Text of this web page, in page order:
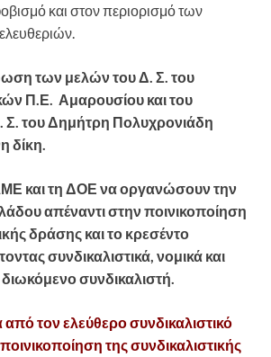
και στον περιορισμό των
των μελών του Δ. Σ. του
Π.Ε. Αμαρουσίου και του
Σ. του Δημήτρη Πολυχρονιάδη
δίκη.
και τη ΔΟΕ να οργανώσουν την
απέναντι στην ποινικοποίηση
δράσης και το κρεσέντο
συνδικαλιστικά, νομικά και
συνδικαλιστή.
τον ελεύθερο συνδικαλιστικό
της συνδικαλιστικής